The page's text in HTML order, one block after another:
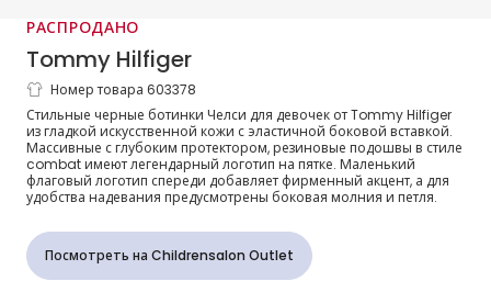
РАСПРОДАНО
Tommy Hilfiger
Ботинки Челси черные из
искусственной кожи для девочек
Номер товара 603378
Стильные черные ботинки Челси для девочек от Tommy Hilfiger
из гладкой искусственной кожи с эластичной боковой вставкой.
Массивные с глубоким протектором, резиновые подошвы в стиле
combat имеют легендарный логотип на пятке. Маленький
флаговый логотип спереди добавляет фирменный акцент, а для
удобства надевания предусмотрены боковая молния и петля.
Посмотреть на Childrensalon Outlet